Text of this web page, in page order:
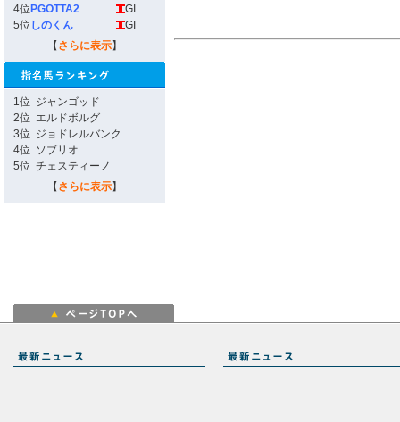
4位 PGOTTA2
GI
5位 しのくん
GI
【 さらに表示】
1位 ジャンゴッド
2位 エルドボルグ
3位 ジョドレルバンク
4位 ソブリオ
5位 チェスティーノ
【 さらに表示】